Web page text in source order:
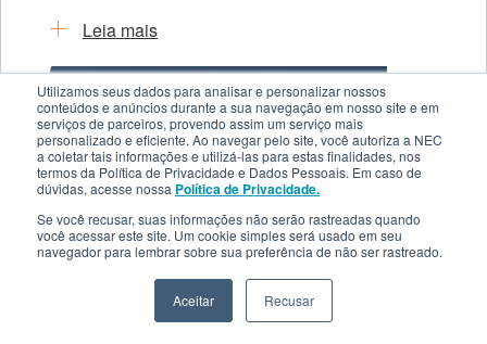
Utilizamos seus dados para analisar e personalizar nossos
conteúdos e anúncios durante a sua navegação em nosso site e em
serviços de parceiros, provendo assim um serviço mais
personalizado e eficiente. Ao navegar pelo site, você autoriza a NEC
a coletar tais informações e utilizá-las para estas finalidades, nos
termos da Política de Privacidade e Dados Pessoais. Em caso de
dúvidas, acesse nossa Política de Privacidade.
Se você recusar, suas informações não serão rastreadas quando
você acessar este site. Um cookie simples será usado em seu
navegador para lembrar sobre sua preferência de não ser rastreado.
Aceitar Recusar
Leia mais
A transformação da mobilidade urbana:
uma visão tecnológica